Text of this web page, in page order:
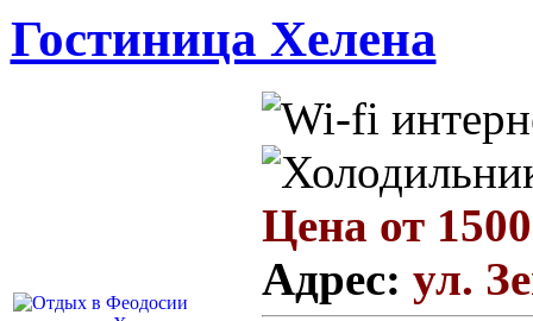
Гостиница Хелена
Цена от
Адрес: ул.